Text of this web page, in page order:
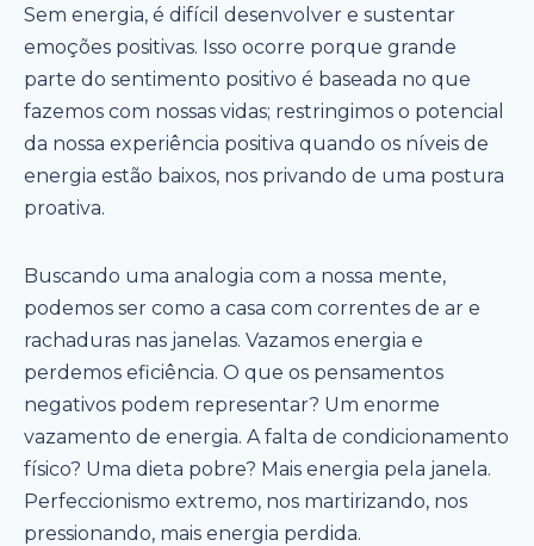
Sem energia, é difícil desenvolver e sustentar
emoções positivas. Isso ocorre porque grande
parte do sentimento positivo é baseada no que
fazemos com nossas vidas; restringimos o potencial
da nossa experiência positiva quando os níveis de
energia estão baixos, nos privando de uma postura
proativa.
Buscando uma analogia com a nossa mente,
podemos ser como a casa com correntes de ar e
rachaduras nas janelas. Vazamos energia e
perdemos eficiência. O que os pensamentos
negativos podem representar? Um enorme
vazamento de energia. A falta de condicionamento
físico? Uma dieta pobre? Mais energia pela janela.
Perfeccionismo extremo, nos martirizando, nos
pressionando, mais energia perdida.